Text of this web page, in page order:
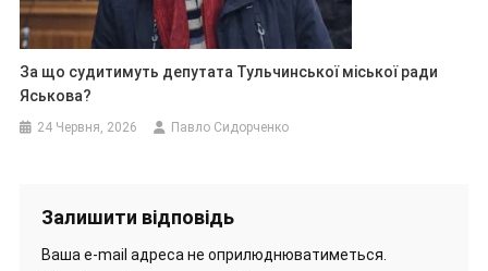
За що судитимуть депутата Тульчинської міської ради
Яськова?
24 Червня, 2026 Павло Сидорченко
Залишити відповідь
Ваша e-mail адреса не оприлюднюватиметься.